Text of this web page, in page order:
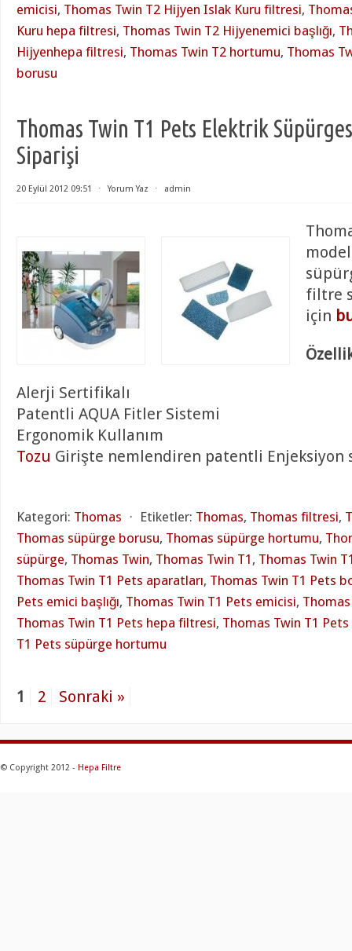
emicisi, Thomas Twin T2 Hijyen Islak Kuru filtresi,
Kuru hepa filtresi, Thomas Twin T2 Hijyenemici başlığı,
Hijyenhepa filtresi, Thomas Twin T2 hortumu, Thomas
borusu
Thomas Twin T1 Pets Elektrik
Siparişi
20 Eylül 2012 09:51 ⋅ Yorum Yaz ⋅ admin
filtre
için
Alerji Sertifikalı
Patentli AQUA Fitler Sistemi
Ergonomik Kullanım
Tozu Girişte nemlendiren patentli Enjeksiyon
Kategori: Thomas ⋅ Etiketler: Thomas, Thomas filtresi,
Thomas süpürge borusu, Thomas süpürge hortumu,
süpürge, Thomas Twin, Thomas Twin T1 , Thomas Twin
Thomas Twin T1 Pets aparatları, Thomas Twin T1 Pets
Pets emici başlığı, Thomas Twin T1 Pets emicisi,
Thomas Twin T1 Pets hepa filtresi, Thomas Twin T1
T1 Pets süpürge hortumu
1 2 Sonraki »
© Copyright 2012 - Hepa Filtre